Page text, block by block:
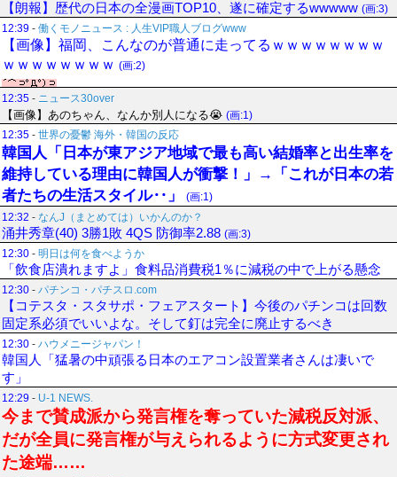
【朗報】歴代の日本の全漫画TOP10、遂に確定するwwwww (画:3)
12:39 - 働くモノニュース : 人生VIP職人ブログwww
【画像】福岡、こんなのが普通に走ってるｗｗｗｗｗｗｗｗ
ｗｗｗｗｗｗｗｗ (画:2)
12:35 - ニュース30over
【画像】あのちゃん、なんか別人になる😭 (画:1)
12:35 - 世界の憂鬱 海外・韓国の反応
韓国人「日本が東アジア地域で最も高い結婚率と出生率を
維持している理由に韓国人が衝撃！」→「これが日本の若
者たちの生活スタイル‥」
(画:1)
12:32 - なんJ（まとめては）いかんのか？
涌井秀章(40) 3勝1敗 4QS 防御率2.88 (画:3)
12:30 - 明日は何を食べようか
「飲食店潰れますよ」食料品消費税1％に減税の中で上がる懸念
12:30 - パチンコ・パチスロ.com
【コテスタ・スタサポ・フェアスタート】今後のパチンコは回数
固定系必須でいいよな。そして釘は完全に廃止するべき
12:30 - ハウメニージャパン！
韓国人「猛暑の中頑張る日本のエアコン設置業者さんは凄いで
す」
12:29 - U-1 NEWS.
今まで賛成派から発言権を奪っていた減税反対派、
だが全員に発言権が与えられるように方式変更され
た途端……